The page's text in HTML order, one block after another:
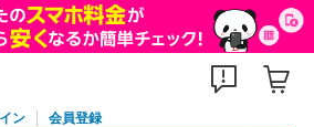
ン 会員登録